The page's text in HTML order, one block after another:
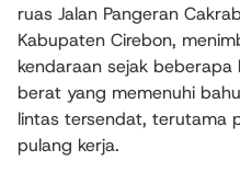
ruas Jalan Pangeran
Kabupaten Cirebon,
kendaraan sejak
berat yang memenuhi
lintas tersendat, terutama
pulang kerja.